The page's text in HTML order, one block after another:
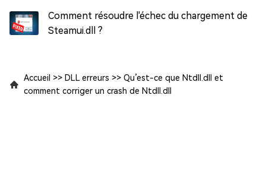
Comment résoudre l'échec du chargement de
Steamui.dll ?
Accueil >> DLL erreurs >> Qu’est-ce que Ntdll.dll et
comment corriger un crash de Ntdll.dll